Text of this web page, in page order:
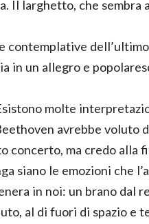
Il larghetto, che sembra
contemplative dell’ultimo
in un allegro e
molte
avrebbe voluto
concerto, ma credo alla
siano le emozioni che
in noi: un brano dal
al di fuori di spazio e